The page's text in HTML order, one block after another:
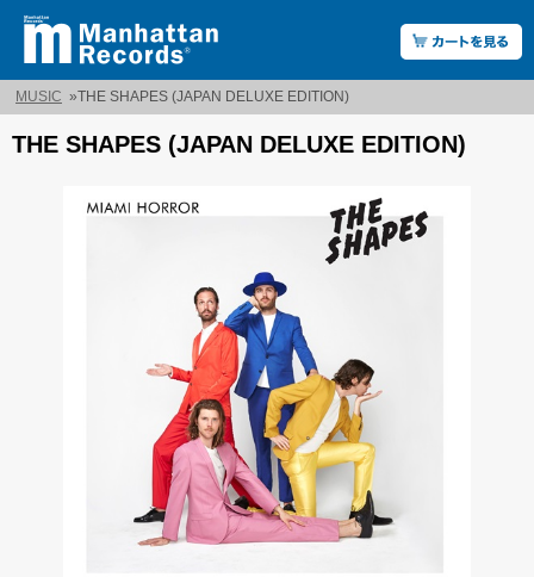
MUSIC »THE SHAPES (JAPAN DELUXE EDITION)
THE SHAPES (JAPAN DELUXE EDITION)